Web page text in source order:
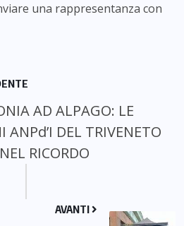
una rappresentanza con
AD ALPAGO: LE
ANPd’I DEL TRIVENETO
RICORDO
AVANTI